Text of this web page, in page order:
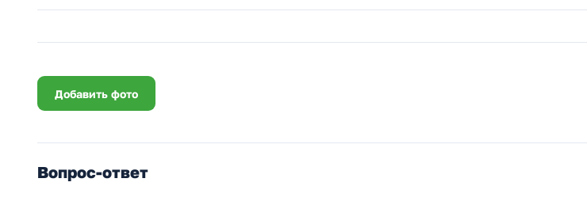
Добавить фото
Вопрос-ответ